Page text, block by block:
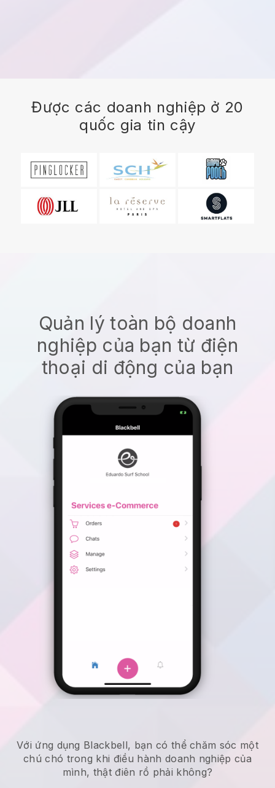
Được các doanh nghiệp ở 20
quốc gia tin cậy
Quản lý toàn bộ doanh
nghiệp của bạn từ điện
thoại di động của bạn
Với ứng dụng Blackbell, bạn có thể chăm sóc một
chú chó trong khi điều hành doanh nghiệp của
mình, thật điên rồ phải không?